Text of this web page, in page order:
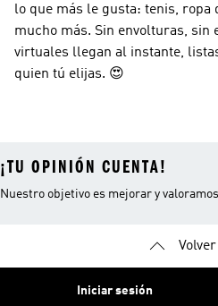
lo que más le gusta: tenis, ropa
mucho más. Sin envolturas, sin
virtuales llegan al instante,
quien tú elijas. 😍
¡TU OPINIÓN CUENTA!
Nuestro objetivo es mejorar y
Iniciar sesión